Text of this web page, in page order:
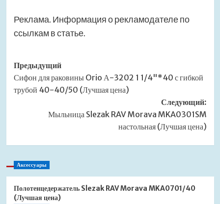
Реклама. Информация о рекламодателе по
ссылкам в статье.
Навигация
записи
Предыдущий
Сифон для раковины Orio А-3202 1 1/4"*40 с гибкой
трубой 40-40/50 (Лучшая цена)
Следующий:
Мыльница Slezak RAV Morava MKA0301SM
настольная (Лучшая цена)
Аксессуары
Полотенцедержатель Slezak RAV Morava MKA0701/40
(Лучшая цена)